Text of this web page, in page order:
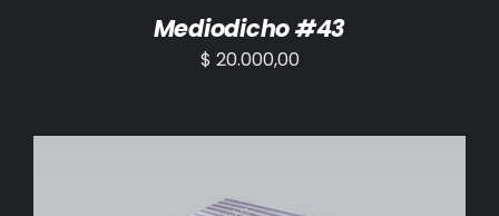
Mediodicho #43
$ 20.000,00